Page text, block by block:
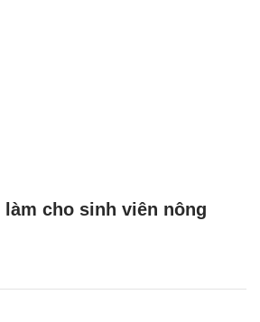
cho sinh viên nông